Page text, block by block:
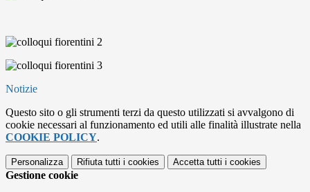
Notizie
Questo sito o gli strumenti terzi da questo utilizzati si avvalgono di
cookie necessari al funzionamento ed utili alle finalità illustrate nella
COOKIE POLICY.
Personalizza Rifiuta tutti i cookies Accetta tutti i cookies
Gestione cookie